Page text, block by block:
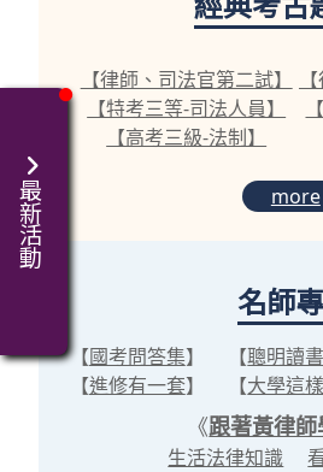
【律師、司法官第二試】
【特考三等-司法人員】
【高考三級-法制】
more
名師
【國考問答集】 【聰明讀
【進修有一套】 【大學這
《跟著黃律
生活法律知識
最新活動